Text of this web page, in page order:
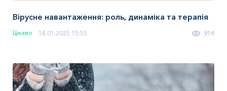
Вірусне навантаження: роль, динаміка та терапія
Цікаво 14.01.2025 15:55 916